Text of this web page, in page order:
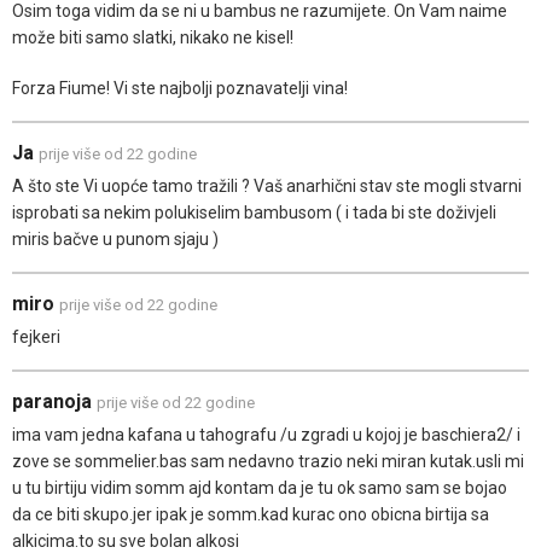
Osim toga vidim da se ni u bambus ne razumijete. On Vam naime
može biti samo slatki, nikako ne kisel!
Forza Fiume! Vi ste najbolji poznavatelji vina!
Ja prije više od 22 godine
A što ste Vi uopće tamo tražili ? Vaš anarhični stav ste mogli stvarni
isprobati sa nekim polukiselim bambusom ( i tada bi ste doživjeli
miris bačve u punom sjaju )
miro prije više od 22 godine
fejkeri
paranoja prije više od 22 godine
ima vam jedna kafana u tahografu /u zgradi u kojoj je baschiera2/ i
zove se sommelier.bas sam nedavno trazio neki miran kutak.usli mi
u tu birtiju vidim somm ajd kontam da je tu ok samo sam se bojao
da ce biti skupo.jer ipak je somm.kad kurac ono obicna birtija sa
alkicima.to su sve bolan alkosi